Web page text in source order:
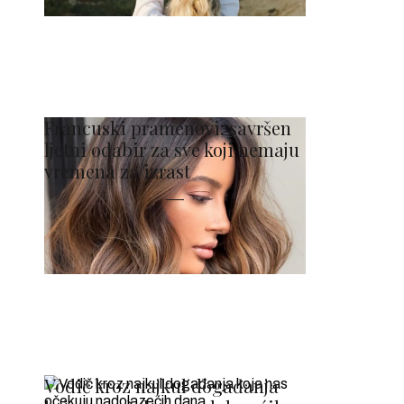
Francuski pramenovi: savršen
ljetni odabir za sve koji nemaju
vremena za izrast
Vodič kroz najkul događanja